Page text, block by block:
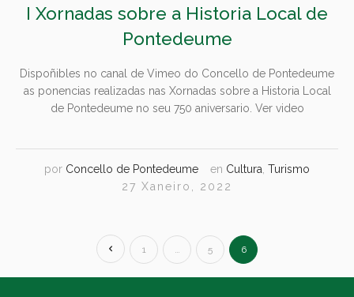
I Xornadas sobre a Historia Local de
Pontedeume
Dispoñibles no canal de Vimeo do Concello de Pontedeume
as ponencias realizadas nas Xornadas sobre a Historia Local
de Pontedeume no seu 750 aniversario. Ver video
por Concello de Pontedeume en Cultura Turismo
27 Xaneiro, 2022
1 … 5 6